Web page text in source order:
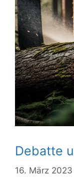
Debatte
16. März 2023